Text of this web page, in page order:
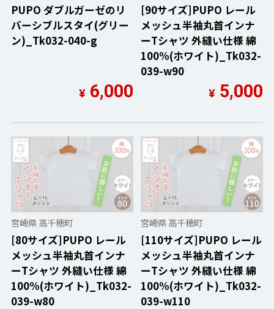
PUPO ダブルガーゼのリ
バーシブルスタイ(グリー
ン)_Tk032-040-g
¥6,000
[90サイズ]PUPO レール
メッシュ半袖丸首インナ
ーTシャツ 外縫い仕様 綿
100%(ホワイト)_Tk032-
039-w90
¥5,000
宮崎県 高千穂町
[80サイズ]PUPO レール
メッシュ半袖丸首インナ
ーTシャツ 外縫い仕様 綿
100%(ホワイト)_Tk032-
039-w80
宮崎県 高千穂町
[110サイズ]PUPO レール
メッシュ半袖丸首インナ
ーTシャツ 外縫い仕様 綿
100%(ホワイト)_Tk032-
039-w110